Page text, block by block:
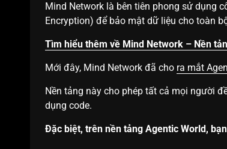
Mind Network là bên tiên phong sử dụng
Encryption) để bảo mật dữ liệu cho toàn
Tìm hiểu thêm về Mind Network – Nền
Mới đây, Mind Network đã cho ra mắt
Nền tảng này cho phép tất cả mọi người
dụng code.
Đặc biệt, trên nền tảng Agentic World,